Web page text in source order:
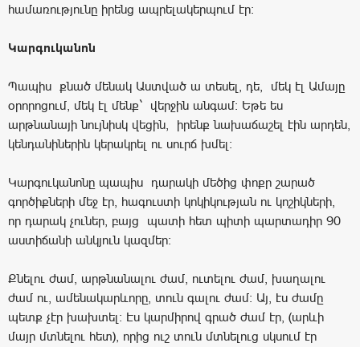
համառությունը իրենց ապրելակերպում էր:
Կարգուկանոն
Պապիս քնած մենակ Աստված ա տեսել, դե, մեկ էլ Ամայը
օրորոցում, մեկ էլ մենք` վերջին անգամ։ Եթե ես
արթնանայի նույնիսկ վեցին, իրենք նախաճաշել էին արդեն,
կենդանիներին կերակրել ու սուրճ խմել:
Կարգուկանոնը պապիս դարակի մեծից փոքր շարած
գործիքների մեջ էր, հագուստի կոկիկության ու կոշիկների,
որ դարակ չուներ, բայց պատի հետ պիտի պարտադիր 90
աստիճանի անկյուն կազմեր:
Քնելու ժամ, արթնանալու ժամ, ուտելու ժամ, խաղալու
ժամ ու, ամենակարևորը, տուն գալու ժամ: Այ, էս ժամը
պետք չէր խախտել: Էս կարմիրով գրած ժամ էր, (արևի
մայր մտնելու հետ), որից ուշ տուն մտնելուց սկսում էր